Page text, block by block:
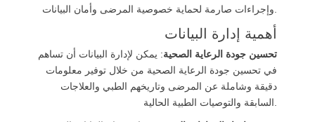
وإجراءات صارمة لحماية خصوصية المرضى وأمان البيانات.
أهمية إدارة البيانات
تحسين جودة الرعاية الصحية: يمكن لإدارة البيانات أن تساهم
في تحسين جودة الرعاية الصحية من خلال توفير معلومات
دقيقة وشاملة عن المرضى وتاريخهم الطبي والعلاجات
السابقة والتوصيات الطبية الحالية.